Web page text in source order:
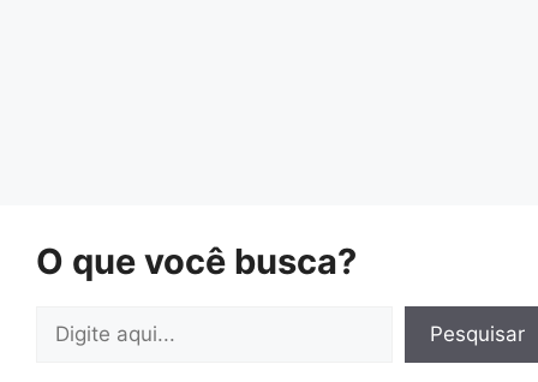
O que você busca?
Pesquisar